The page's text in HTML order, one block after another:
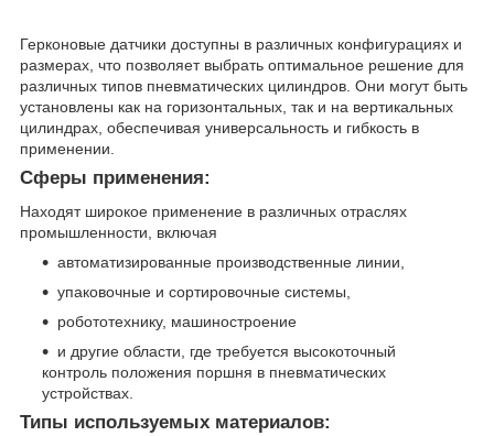
Герконовые датчики доступны в различных конфигурациях и
размерах, что позволяет выбрать оптимальное решение для
различных типов пневматических цилиндров. Они могут быть
установлены как на горизонтальных, так и на вертикальных
цилиндрах, обеспечивая универсальность и гибкость в
применении.
Сферы применения:
Находят широкое применение в различных отраслях
промышленности, включая
автоматизированные производственные линии,
упаковочные и сортировочные системы,
робототехнику, машиностроение
и другие области, где требуется высокоточный
контроль положения поршня в пневматических
устройствах.
Типы используемых материалов: